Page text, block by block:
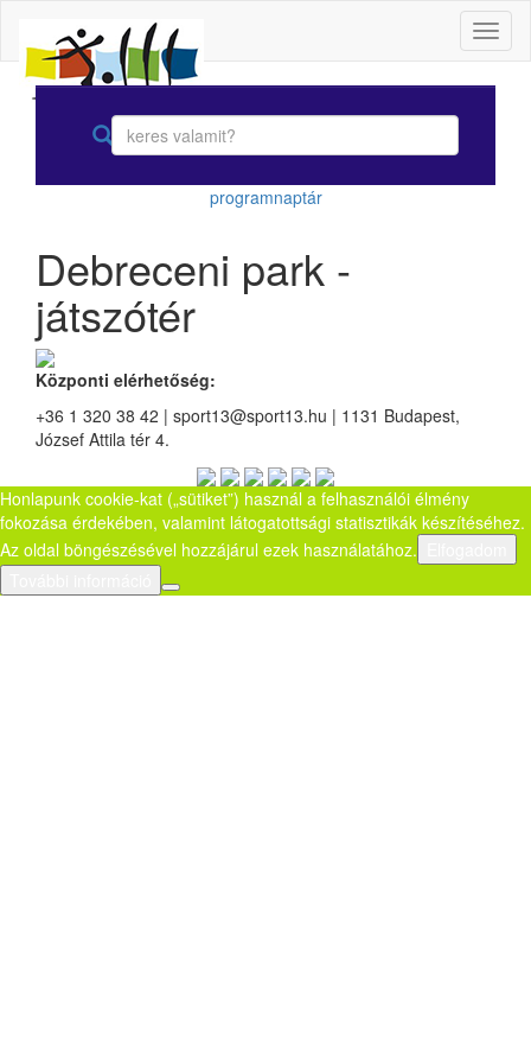
programnaptár
Debreceni park -
játszótér
Központi elérhetőség:
+36 1 320 38 42 | sport13@sport13.hu | 1131 Budapest,
József Attila tér 4.
Honlapunk cookie-kat („sütiket”) használ a felhasználói élmény
fokozása érdekében, valamint látogatottsági statisztikák készítéséhez.
Az oldal böngészésével hozzájárul ezek használatához.